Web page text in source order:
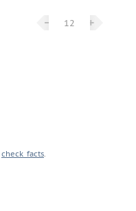
− 12 +
check_facts.